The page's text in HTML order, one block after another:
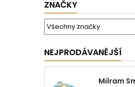
ZNAČKY
NEJPRODÁVANĚJŠÍ